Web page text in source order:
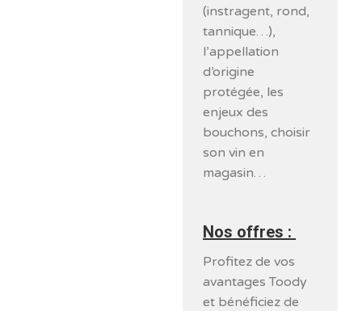
(instragent, rond,
tannique…),
l’appellation
d’origine
protégée, les
enjeux des
bouchons, choisir
son vin en
magasin…
Nos offres :
Profitez de vos
avantages Toody
et bénéficiez de